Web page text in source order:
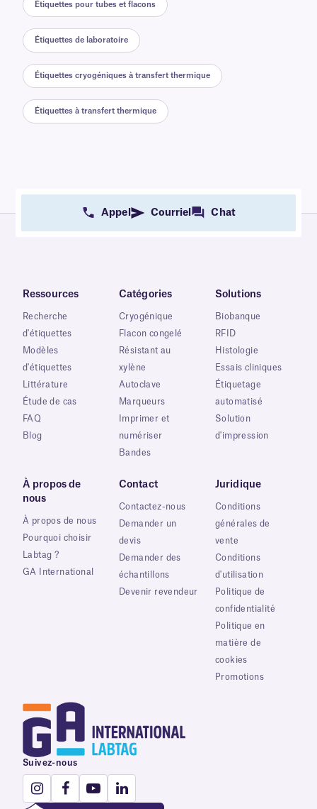
Étiquettes pour tubes et flacons
Étiquettes de laboratoire
Étiquettes cryogéniques à transfert thermique
Étiquettes à transfert thermique
Appel Courriel Chat
Ressources
Recherche
d'étiquettes
Modèles
d'étiquettes
Littérature
Étude de cas
FAQ
Blog
Catégories
Cryogénique
Flacon congelé
Résistant au
xylène
Autoclave
Marqueurs
Imprimer et
numériser
Bandes
Solutions
Biobanque
RFID
Histologie
Essais cliniques
Étiquetage
automatisé
Solution
d'impression
À propos de
nous
À propos de nous
Pourquoi choisir
Labtag ?
GA International
Contact
Contactez-nous
Demander un
devis
Demander des
échantillons
Devenir revendeur
Juridique
Conditions
générales de
vente
Conditions
d'utilisation
Politique de
confidentialité
Politique en
matière de
cookies
Promotions
Suivez-nous